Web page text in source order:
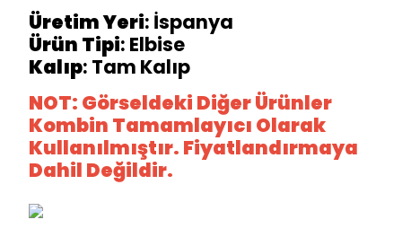
ÜretimYeri: İspanya
Ürün Tipi: Elbise
Kalıp: Tam Kalıp
NOT: Görseldeki Diğer Ürünler
Kombin Tamamlayıcı Olarak
Kullanılmıştır. Fiyatlandırmaya
Dahil Değildir.